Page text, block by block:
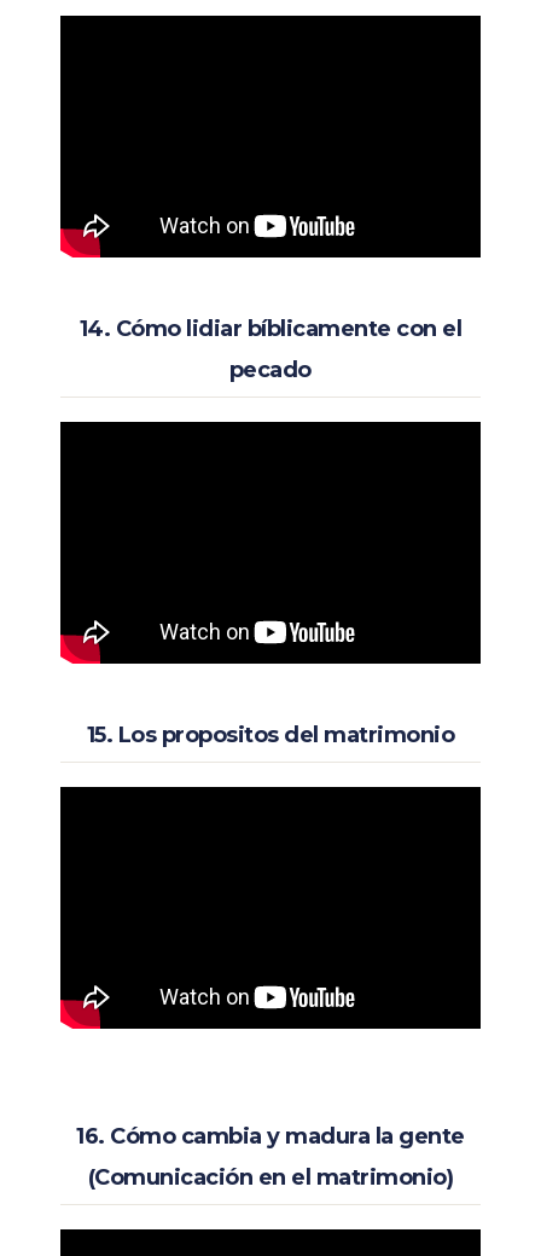
14. Cómo lidiar bíblicamente con el
pecado
15. Los propositos del matrimonio
16. Cómo cambia y madura la gente
(Comunicación en el matrimonio)